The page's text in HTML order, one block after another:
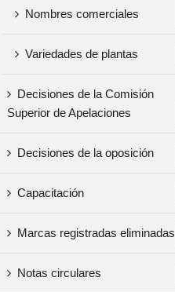
Nombres comerciales
Variedades de plantas
Decisiones de la Comisión
Superior de Apelaciones
Decisiones de la oposición
Capacitación
Marcas registradas eliminadas
Notas circulares